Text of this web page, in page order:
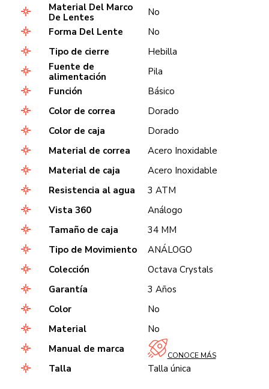
Material Del Marco
De Lentes
No
Forma Del Lente
No
Tipo de cierre
Hebilla
Fuente de
alimentación
Pila
Función
Básico
Color de correa
Dorado
Color de caja
Dorado
Material de correa
Acero Inoxidable
Material de caja
Acero Inoxidable
Resistencia al agua
3 ATM
Vista 360
Análogo
Tamaño de caja
34 MM
Tipo de Movimiento
ANÁLOGO
Colección
Octava Crystals
Garantía
3 Años
Color
No
Material
No
Manual de marca
CONOCE MÁS
Talla Talla única